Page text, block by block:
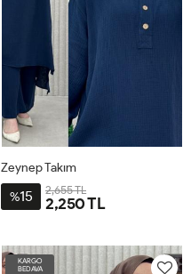
BDN-
Zeynep Takım
%15 2,655 TL
2,250 TL
KARGO
BEDAVA